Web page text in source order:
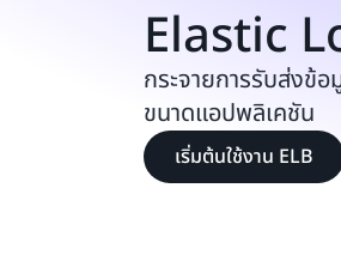
Elastic
กระจายการรับส่งข้
ขนาดแอปพลิเคชัน
เริ่มต้นใช้งาน ELB